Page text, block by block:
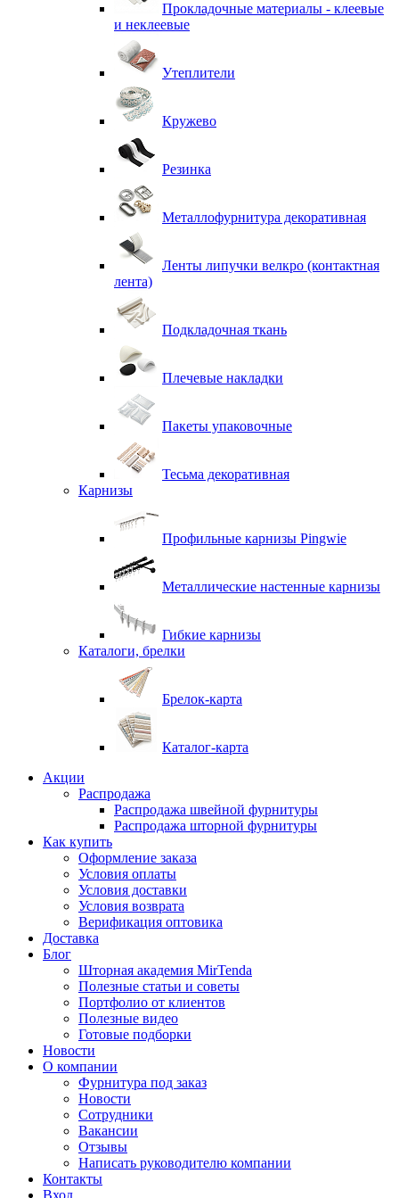
Прокладочные материалы - клеевые
и неклеевые
Утеплители
Кружево
Резинка
Металлофурнитура декоративная
Ленты липучки велкро (контактная
лента)
Подкладочная ткань
Плечевые накладки
Пакеты упаковочные
Тесьма декоративная
Карнизы
Профильные карнизы Pingwie
Металлические настенные карнизы
Гибкие карнизы
Каталоги, брелки
Брелок-карта
Каталог-карта
Акции
Распродажа
Распродажа швейной фурнитуры
Распродажа шторной фурнитуры
Как купить
Оформление заказа
Условия оплаты
Условия доставки
Условия возврата
Верификация оптовика
Доставка
Блог
Шторная академия MirTenda
Полезные статьи и советы
Портфолио от клиентов
Полезные видео
Готовые подборки
Новости
О компании
Фурнитура под заказ
Новости
Сотрудники
Вакансии
Отзывы
Написать руководителю компании
Контакты
Вход